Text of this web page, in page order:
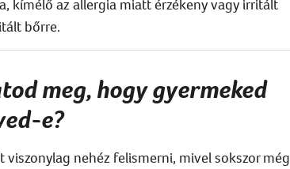
kímélő az allergia miatt érzékeny vagy irritált
bőrre.
meg, hogy gyermeked
e?
viszonylag nehéz felismerni, mivel sokszor még